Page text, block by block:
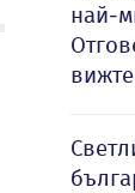
най-